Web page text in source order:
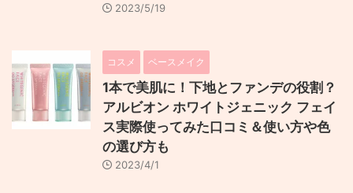
2023/5/19
コスメ ベースメイク
1本で美肌に！下地とファンデの役割？
アルビオン ホワイトジェニック フェイ
ス実際使ってみた口コミ＆使い方や色
の選び方も
2023/4/1